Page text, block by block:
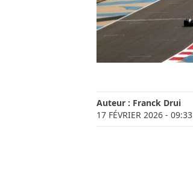
Auteur : Franck Drui
17 FÉVRIER 2026 - 09:33